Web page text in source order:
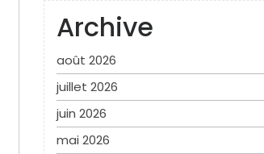
Archive
août 2026
juillet 2026
juin 2026
mai 2026